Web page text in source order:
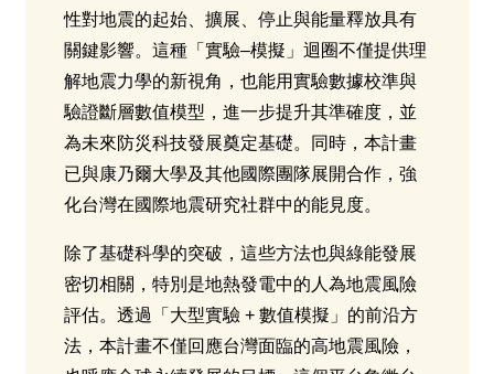
性對地震的起始、擴展、停止與能量釋放具有
關鍵影響。這種「實驗–模擬」迴圈不僅提供理
解地震力學的新視角，也能用實驗數據校準與
驗證斷層數值模型，進一步提升其準確度，並
為未來防災科技發展奠定基礎。同時，本計畫
已與康乃爾大學及其他國際團隊展開合作，強
化台灣在國際地震研究社群中的能見度。
除了基礎科學的突破，這些方法也與綠能發展
密切相關，特別是地熱發電中的人為地震風險
評估。透過「大型實驗 + 數值模擬」的前沿方
法，本計畫不僅回應台灣面臨的高地震風險，